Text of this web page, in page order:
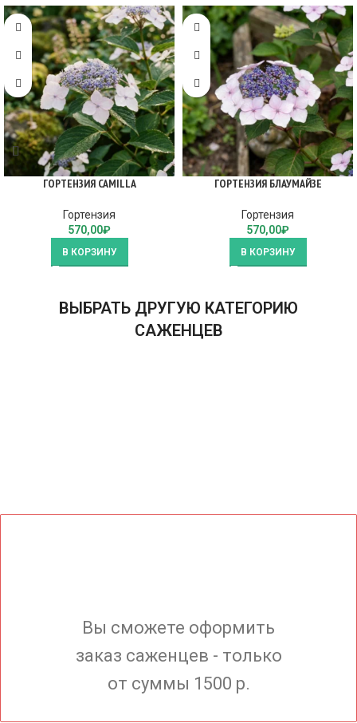
ГОРТЕНЗИЯ CAMILLA
Гортензия
570,00₽
В КОРЗИНУ
ГОРТЕНЗИЯ БЛАУМАЙЗЕ
Гортензия
570,00₽
В КОРЗИНУ
ВЫБРАТЬ ДРУГУЮ КАТЕГОРИЮ
САЖЕНЦЕВ
Вы сможете оформить
заказ саженцев - только
от суммы 1500 р.